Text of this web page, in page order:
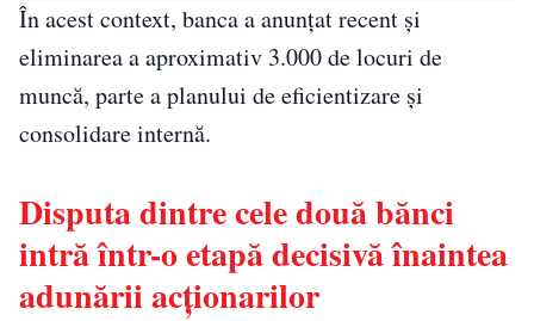
În acest context, banca a anunțat recent și
eliminarea a aproximativ 3.000 de locuri de
muncă, parte a planului de eficientizare și
consolidare internă.
Disputa dintre cele două bănci
intră într-o etapă decisivă înaintea
adunării acționarilor